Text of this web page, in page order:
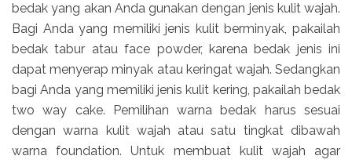
bedak yang akan Anda gunakan dengan jenis kulit wajah.
Bagi Anda yang memiliki jenis kulit berminyak, pakailah
bedak tabur atau face powder, karena bedak jenis ini
dapat menyerap minyak atau keringat wajah. Sedangkan
bagi Anda yang memiliki jenis kulit kering, pakailah bedak
two way cake. Pemilihan warna bedak harus sesuai
dengan warna kulit wajah atau satu tingkat dibawah
warna foundation. Untuk membuat kulit wajah agar